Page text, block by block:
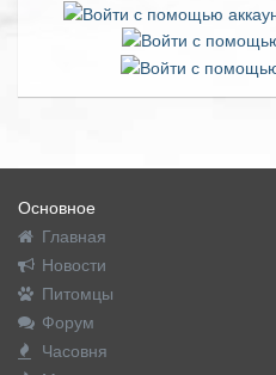
Основное
Главная
Новости
Питомцы
Форум
Часовня